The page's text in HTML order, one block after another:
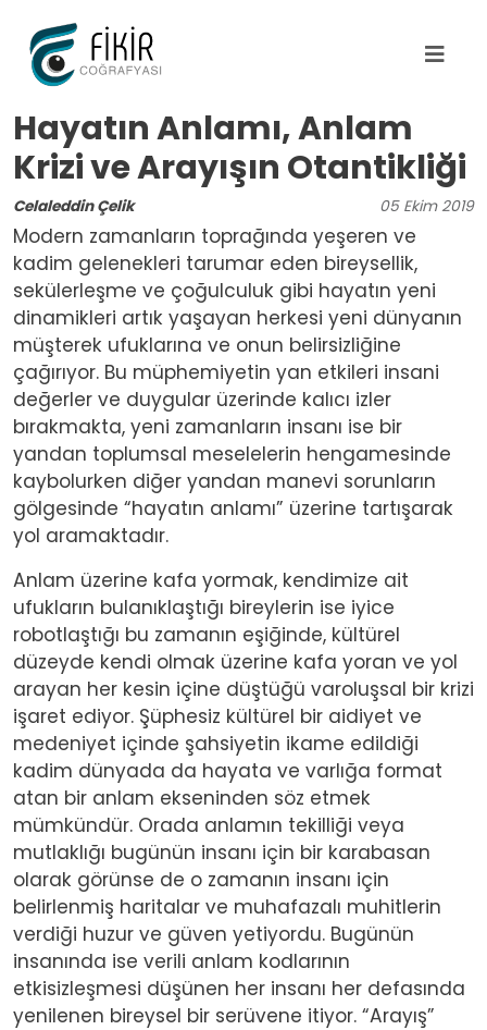
Hayatın Anlamı, Anlam
Krizi ve Arayışın Otantikliği
Celaleddin Çelik 05 Ekim 2019
Modern zamanların toprağında yeşeren ve
kadim gelenekleri tarumar eden bireysellik,
sekülerleşme ve çoğulculuk gibi hayatın yeni
dinamikleri artık yaşayan herkesi yeni dünyanın
müşterek ufuklarına ve onun belirsizliğine
çağırıyor. Bu müphemiyetin yan etkileri insani
değerler ve duygular üzerinde kalıcı izler
bırakmakta, yeni zamanların insanı ise bir
yandan toplumsal meselelerin hengamesinde
kaybolurken diğer yandan manevi sorunların
gölgesinde “hayatın anlamı” üzerine tartışarak
yol aramaktadır.
Anlam üzerine kafa yormak, kendimize ait
ufukların bulanıklaştığı bireylerin ise iyice
robotlaştığı bu zamanın eşiğinde, kültürel
düzeyde kendi olmak üzerine kafa yoran ve yol
arayan her kesin içine düştüğü varoluşsal bir krizi
işaret ediyor. Şüphesiz kültürel bir aidiyet ve
medeniyet içinde şahsiyetin ikame edildiği
kadim dünyada da hayata ve varlığa format
atan bir anlam ekseninden söz etmek
mümkündür. Orada anlamın tekilliği veya
mutlaklığı bugünün insanı için bir karabasan
olarak görünse de o zamanın insanı için
belirlenmiş haritalar ve muhafazalı muhitlerin
verdiği huzur ve güven yetiyordu. Bugünün
insanında ise verili anlam kodlarının
etkisizleşmesi düşünen her insanı her defasında
yenilenen bireysel bir serüvene itiyor. “Arayış”